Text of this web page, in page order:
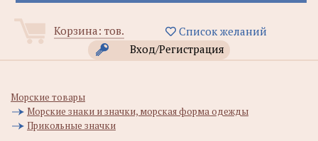
Корзина: тов.
Список желаний
Вход/Регистрация
Морские товары
Морские знаки и значки, морская форма одежды
Прикольные значки